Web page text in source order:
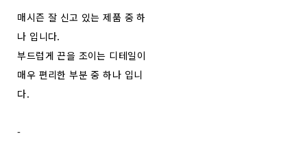
매시즌 잘 신고 있는 제품 중 하
나 입니다.
부드럽게 끈을 조이는 디테일이
매우 편리한 부분 중 하나 입니
다.
-